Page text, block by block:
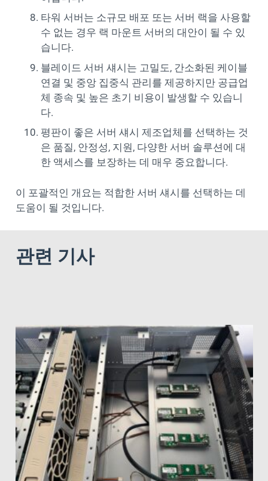
타워 서버는 소규모 배포 또는 서버 랙을 사용할
수 없는 경우 랙 마운트 서버의 대안이 될 수 있
습니다.
블레이드 서버 섀시는 고밀도, 간소화된 케이블
연결 및 중앙 집중식 관리를 제공하지만 공급업
체 종속 및 높은 초기 비용이 발생할 수 있습니
다.
평판이 좋은 서버 섀시 제조업체를 선택하는 것
은 품질, 안정성, 지원, 다양한 서버 솔루션에 대
한 액세스를 보장하는 데 매우 중요합니다.
이 포괄적인 개요는 적합한 서버 섀시를 선택하는 데
도움이 될 것입니다.
관련 기사